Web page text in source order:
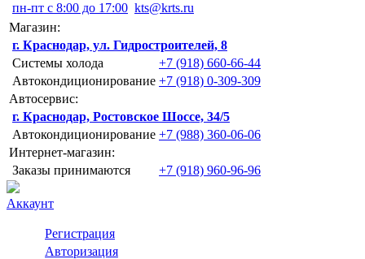
пн-пт с 8:00 до 17:00 kts@krts.ru
Магазин:
г. Краснодар, ул. Гидростроителей, 8
Системы холода
+7 (918) 660-66-44
Автокондиционирование +7 (918) 0-309-309
Автосервис:
г. Краснодар, Ростовское Шоссе, 34/5
Автокондиционирование +7 (988) 360-06-06
Интернет-магазин:
Заказы принимаются
+7 (918) 960-96-96
Аккаунт
Регистрация
Авторизация